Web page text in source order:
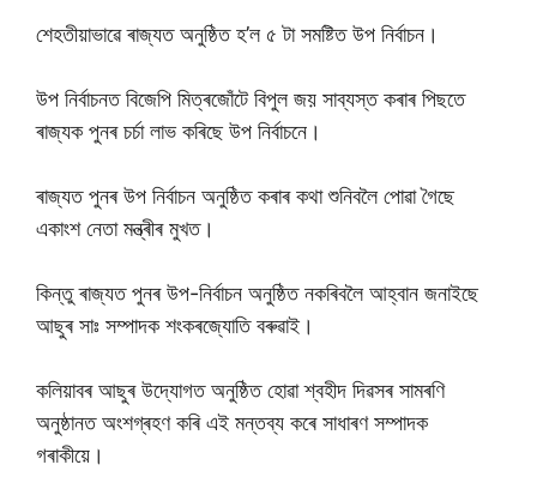
শেহতীয়াভাৱে ৰাজ্যত অনুষ্ঠিত হ’ল ৫ টা সমষ্টিত উপ নিৰ্বাচন।
উপ নিৰ্বাচনত বিজেপি মিত্ৰজোঁটে বিপুল জয় সাব্যস্ত কৰাৰ পিছতে
ৰাজ্যক পুনৰ চৰ্চা লাভ কৰিছে উপ নিৰ্বাচনে।
ৰাজ্যত পুনৰ উপ নিৰ্বাচন অনুষ্ঠিত কৰাৰ কথা শুনিবলৈ পোৱা গৈছে
একাংশ নেতা মন্ত্ৰীৰ মুখত।
কিন্তু ৰাজ্যত পুনৰ উপ-নিৰ্বাচন অনুষ্ঠিত নকৰিবলৈ আহ্বান জনাইছে
আছুৰ সাঃ সম্পাদক শংকৰজ্যোতি বৰুৱাই।
কলিয়াবৰ আছুৰ উদ্যোগত অনুষ্ঠিত হোৱা শ্বহীদ দিৱসৰ সামৰণি
অনুষ্ঠানত অংশগ্ৰহণ কৰি এই মন্তব্য কৰে সাধাৰণ সম্পাদক
গৰাকীয়ে।